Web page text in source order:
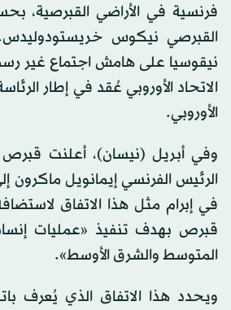
فرنسية في الأراضي القبرصية،
القبرصي نيكوس
نيقوسيا على هامش اجتماع غير
الاتحاد الأوروبي عُقد في إطار
الأوروبي.
وفي أبريل (نيسان)، أعلنت قبرص
الرئيس الفرنسي إيمانويل ماكرون
في إبرام مثل هذا الاتفاق
قبرص بهدف تنفيذ «عمليات
المتوسط والشرق الأوسط».
ويحدد هذا الاتفاق الذي يُعرف